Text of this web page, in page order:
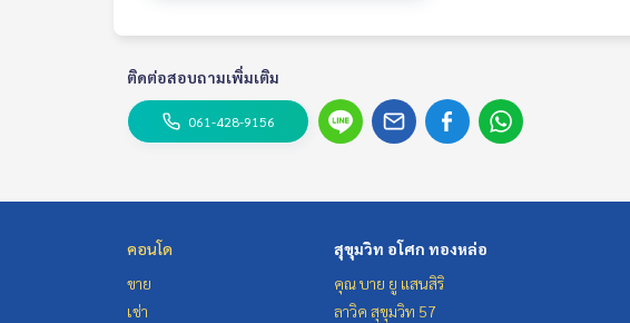
ติดต่อสอบถามเพิ่มเติม
061-428-9156
คอนโด
ขาย
เช่า
สุขุมวิท อโศก ทองหล่อ
คุณ บาย ยู แสนสิริ
ลาวิค สุขุมวิท 57